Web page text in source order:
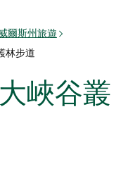
爾斯州旅遊
林步道
峽谷叢